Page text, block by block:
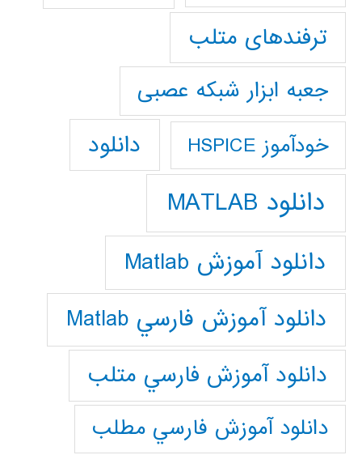
ترفندهای متلب
جعبه ابزار شبکه عصبی
خودآموز HSPICE دانلود
دانلود MATLAB
دانلود آموزش Matlab
دانلود آموزش فارسي Matlab
دانلود آموزش فارسي متلب
دانلود آموزش فارسي مطلب